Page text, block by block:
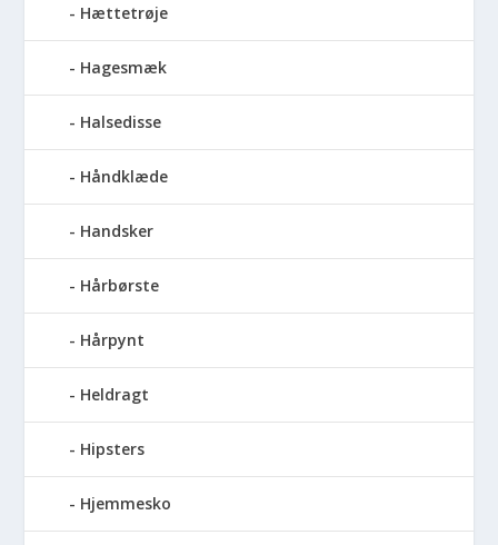
Hættetrøje
Hagesmæk
Halsedisse
Håndklæde
Handsker
Hårbørste
Hårpynt
Heldragt
Hipsters
Hjemmesko